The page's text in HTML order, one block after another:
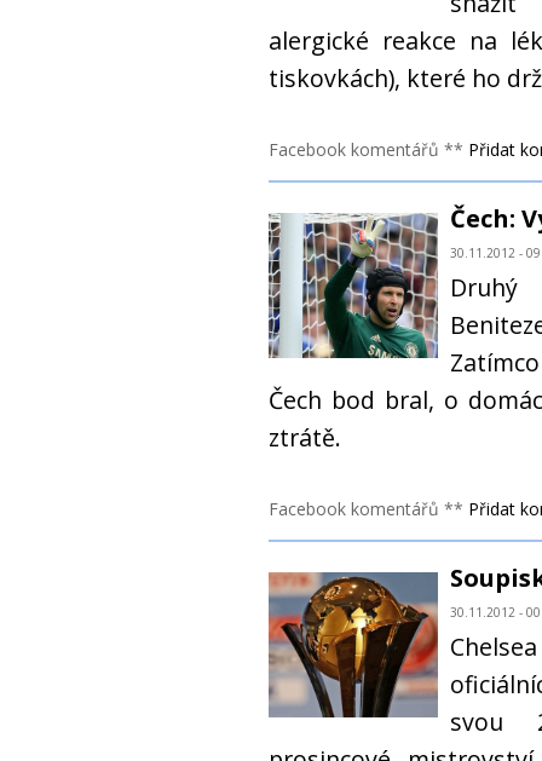
alergické reakce na
tiskovkách), které ho
Facebook komentářů ** Přidat
Čech:
30.11.2012 -
Čech bod bral, o
ztrátě.
Facebook komentářů ** Přidat
30.11.2012 -
svou